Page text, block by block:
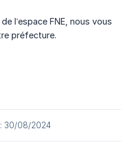
l’espace FNE, nous vous
préfecture.
30/08/2024